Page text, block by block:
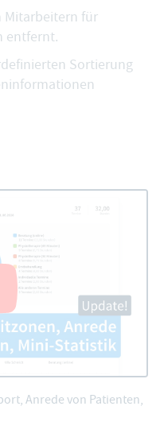
Mitarbeitern für
entfernt.
Sortierung
Anrede von Patienten,